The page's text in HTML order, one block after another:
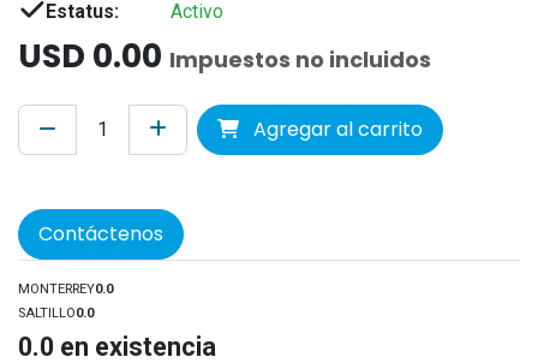
Estatus:
Activo
USD 0.00 Impuestos no incluidos
Agregar al carrito
Contáctenos
MONTERREY0.0
SALTILLO0.0
0.0 en existencia